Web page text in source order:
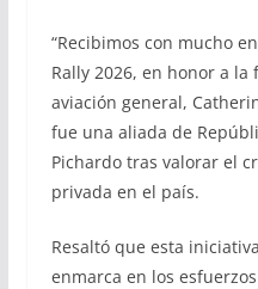
“Recibimos con mucho
Rally 2026, en honor a
aviación general,
fue una aliada de
Pichardo tras valorar el
privada en el país.
Resaltó que esta
enmarca en los